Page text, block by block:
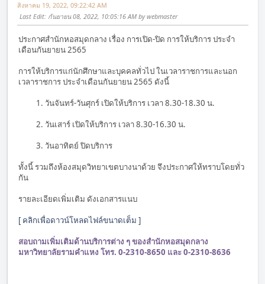
สิงหาคม 19, 2022, 09:22:42 AM
Last Edit: กันยายน 08, 2022, 10:05:16 AM by webmaster
ประกาศสำนักหอสมุดกลาง เรื่อง การเปิด-ปิด การให้บริการ ประจำ
เดือนกันยายน 2565
การให้บริการแก่นักศึกษาและบุคคลทั่วไป ในเวลาราชการและนอก
เวลาราชการ ประจำเดือนกันยายน 2565 ดังนี้
1. วันจันทร์-วันศุกร์ เปิดให้บริการ เวลา 8.30-18.30 น.
2. วันเสาร์ เปิดให้บริการ เวลา 8.30-16.30 น.
3. วันอาทิตย์ ปิดบริการ
ทั้งนี้ รวมถึงห้องสมุดวิทยาเขตบางนาด้วย จึงประกาศให้ทราบโดยทั่ว
กัน
รายละเอียดเพิ่มเติม ดังเอกสารแนบ
[ คลิกเพื่อดาวน์โหลดไฟล์ขนาดเต็ม ]
สอบถามเพิ่มเติมด้านบริการต่าง ๆ ของสำนักหอสมุดกลาง
มหาวิทยาลัยรามคำแหง โทร. 0-2310-8650 และ 0-2310-8636